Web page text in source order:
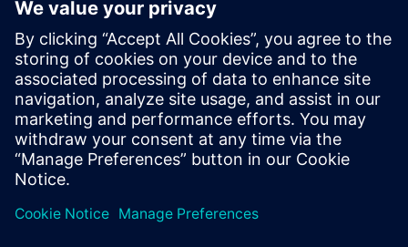
Voorbereiding-oefenexamen Programmer met TIA
Portal
Examen Siemens Certified Programmer met TIA
Portal